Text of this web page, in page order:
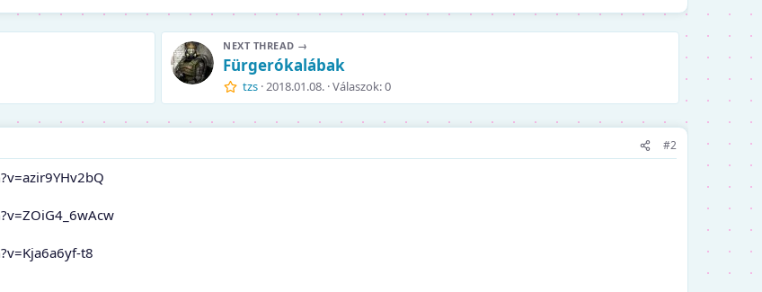
NEXT THREAD →
Fürgerókalábak
tzs 2018.01.08. Válaszok: 0
#2
t8